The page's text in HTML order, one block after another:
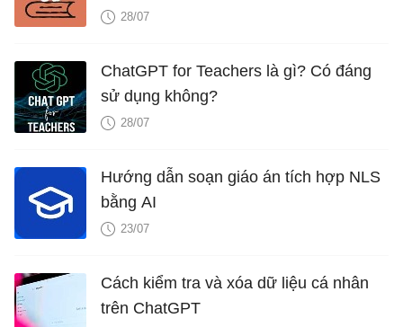
28/07
ChatGPT for Teachers là gì? Có đáng
sử dụng không?
28/07
Hướng dẫn soạn giáo án tích hợp NLS
bằng AI
23/07
Cách kiểm tra và xóa dữ liệu cá nhân
trên ChatGPT